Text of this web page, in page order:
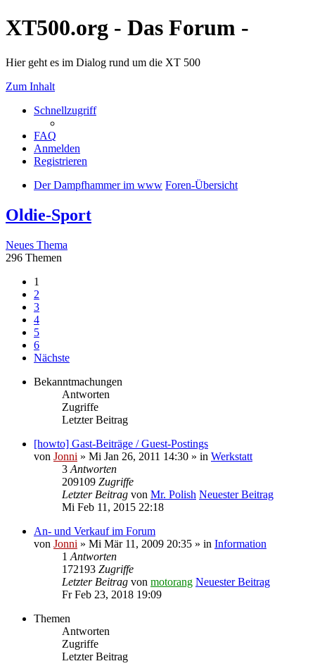
XT500.org - Das Forum -
Hier geht es im Dialog rund um die XT 500
Zum Inhalt
Schnellzugriff
FAQ
Anmelden
Registrieren
Der Dampfhammer im www Foren-Übersicht
Oldie-Sport
Neues Thema
296 Themen
1
2
3
4
5
6
Nächste
Bekanntmachungen
Antworten
Zugriffe
Letzter Beitrag
[howto] Gast-Beiträge / Guest-Postings
von Jonni » Mi Jan 26, 2011 14:30 » in Werkstatt
3 Antworten
209109 Zugriffe
Letzter Beitrag von Mr. Polish Neuester Beitrag
Mi Feb 11, 2015 22:18
An- und Verkauf im Forum
von Jonni » Mi Mär 11, 2009 20:35 » in Information
1 Antworten
172193 Zugriffe
Letzter Beitrag von motorang Neuester Beitrag
Fr Feb 23, 2018 19:09
Themen
Antworten
Zugriffe
Letzter Beitrag